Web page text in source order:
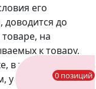
0 позиций
его
доводится до
на
к товару,
в технической
установленным